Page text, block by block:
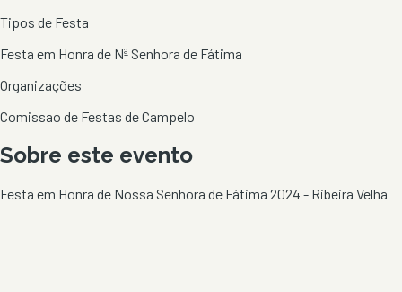
Tipos de Festa
Festa em Honra de Nª Senhora de Fátima
Organizações
Comissao de Festas de Campelo
Sobre este evento
Festa em Honra de Nossa Senhora de Fátima 2024 - Ribeira Velha